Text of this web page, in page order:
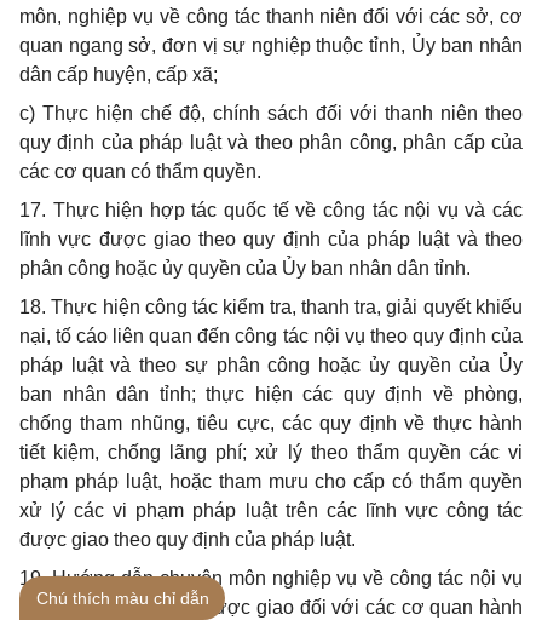
môn, nghiệp vụ về công tác thanh niên đối với các sở, cơ
quan ngang sở, đơn vị sự nghiệp thuộc tỉnh, Ủy ban nhân
dân cấp huyện, cấp xã;
c) Thực hiện chế độ, chính sách đối với thanh niên theo
quy định của pháp luật và theo phân công, phân cấp của
các cơ quan có thẩm quyền.
17. Thực hiện hợp tác quốc tế về công tác nội vụ và các
lĩnh vực được giao theo quy định của pháp luật và theo
phân công hoặc ủy quyền của Ủy ban nhân dân tỉnh.
18. Thực hiện công tác kiểm tra, thanh tra, giải quyết khiếu
nại, tố cáo liên quan đến công tác nội vụ theo quy định của
pháp luật và theo sự phân công hoặc ủy quyền của Ủy
ban nhân dân tỉnh; thực hiện các quy định về phòng,
chống tham nhũng, tiêu cực, các quy định về thực hành
tiết kiệm, chống lãng phí; xử lý theo thẩm quyền các vi
phạm pháp luật, hoặc tham mưu cho cấp có thẩm quyền
xử
lý các vi phạm pháp luật trên các lĩnh vực công tác
được giao theo quy định của pháp luật.
19.Hướng dẫn chuyên môn nghiệp vụ về công tác nội vụ
và các lĩnh vực khác được giao đối với các cơ quan hành
Chú thích màu chỉ dẫn